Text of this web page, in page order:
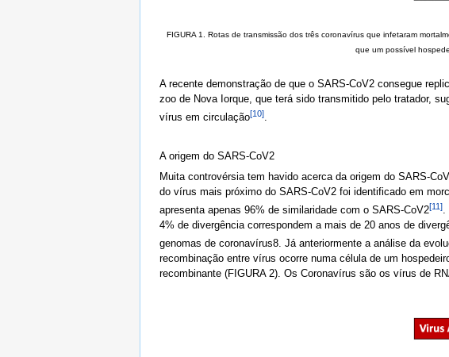
FIGURA 1. Rotas de transmissão dos três coronavírus que infetaram
que um possível
A recente demonstração de que o SARS-CoV2 consegue
zoo de Nova Iorque, que terá sido transmitido pelo tratador,
vírus em circulação[10]
A origem do SARS-CoV2
Muita controvérsia tem havido acerca da origem do SARS-
do vírus mais próximo do SARS-CoV2 foi identificado em
apresenta apenas 96% de similaridade com o SARS-CoV2[11].
4% de divergência correspondem a mais de 20 anos de
genomas de coronavírus8. Já anteriormente a análise da
recombinação entre vírus ocorre numa célula de um
recombinante (FIGURA 2). Os Coronavírus são os vírus de